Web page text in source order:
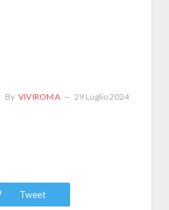
By VIVIROMA 29 Luglio 2024
Tweet